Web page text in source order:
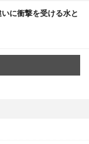
に衝撃を受ける水と